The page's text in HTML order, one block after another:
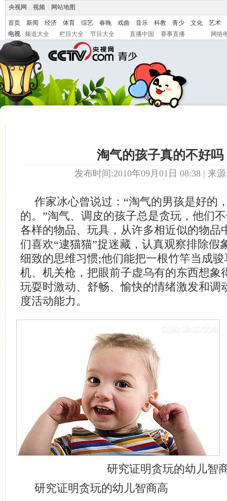
央视网 视频 网站地图
首页 新闻 经济 体育 综艺 春晚 戏曲 音乐 科教 青少 文化
艺术
电视
频道大全 栏目大全 节目大全 直播中国 赛事直播 网络
淘气的孩子真的不好吗
发布时间:2010年09月01日 08:38 | 来
作家冰心曾说过：“淘气的男孩是好的
的。”淘气、调皮的孩子总是贪玩，他们
各样的物品、玩具，从许多相近似的物品
们喜欢“逮猫猫”捉迷藏，认真观察排除假
细致的思维习惯;他们能把一根竹竿当成
机、机关枪，把眼前子虚乌有的东西想象
玩耍时激动、舒畅、愉快的情绪激发和调
度活动能力。
研究证明贪玩的幼儿智
研究证明贪玩的幼儿智商高